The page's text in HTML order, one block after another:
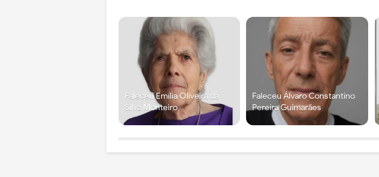
Faleceu Emília Oliveira da
Silva Monteiro
Faleceu Álvaro Constantino
Pereira Guimarães